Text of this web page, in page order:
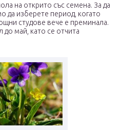
на открито със семена. За да
да изберете период, когато
студове вече е преминала.
до май, като се отчита